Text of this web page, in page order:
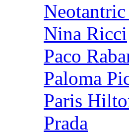
Neotantric
Nina Ricci
Paco
Paloma
Paris
Prada